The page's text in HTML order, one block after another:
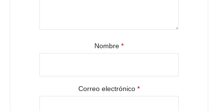
Nombre *
Correo electrónico *